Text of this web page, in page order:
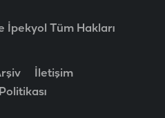
Tüm Hakları
İletişim